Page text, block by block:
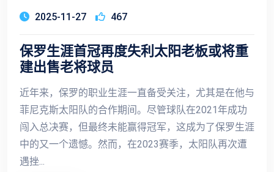
2025-11-27 467
保罗生涯首冠再度失利太阳老板或将重
建出售老将球员
近年来，保罗的职业生涯一直备受关注，尤其是在他与
菲尼克斯太阳队的合作期间。尽管球队在2021年成功
闯入总决赛，但最终未能赢得冠军，这成为了保罗生涯
中的又一个遗憾。然而，在2023赛季，太阳队再次遭
遇挫...